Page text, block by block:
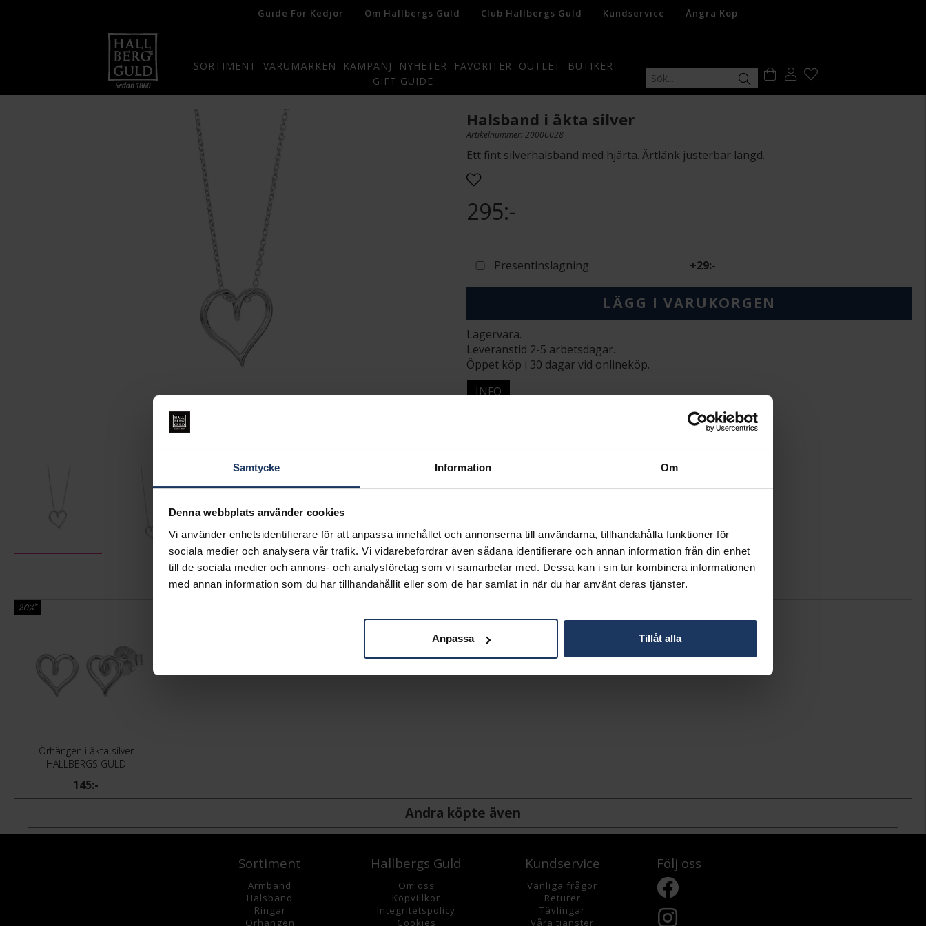
Samtycke Information Om
Denna webbplats använder cookies
Vi använder enhetsidentifierare för att anpassa innehållet och annonserna till användarna, tillhandahålla funktioner för
sociala medier och analysera vår trafik. Vi vidarebefordrar även sådana identifierare och annan information från din enhet
till de sociala medier och annons- och analysföretag som vi samarbetar med. Dessa kan i sin tur kombinera informationen
med annan information som du har tillhandahållit eller som de har samlat in när du har använt deras tjänster.
Anpassa Tillåt alla
Guide För Kedjor Om Hallbergs Guld Club Hallbergs Guld Kundservice Ångra Köp
SORTIMENT VARUMÄRKEN KAMPANJ NYHETER FAVORITER OUTLET
BUTIKER
GIFT GUIDE
Halsband i äkta silver
Artikelnummer: 20006028
Ett fint silverhalsband med hjärta. Ärtlänk justerbar längd.
295:-
Presentinslagning +29:-
LÄGG I VARUKORGEN
Lagervara.
Leveranstid 2-5 arbetsdagar.
Öppet köp i 30 dagar vid onlineköp.
INFO
LÄNGD CA (CM)
40+3
VARUMÄRKE
Hallbergs Guld
Matchande produkter och andra varianter
20%*
Örhängen i äkta silver
HALLBERGS GULD
145:-
Andra köpte även
Sortiment
Armband
Halsband
Ringar
Örhängen
Hallbergs Guld
Om oss
Köpvillkor
Integritetspolicy
Cookies
Kundservice
Vanliga frågor
Returer
Tävlingar
Våra tjänster
Följ oss